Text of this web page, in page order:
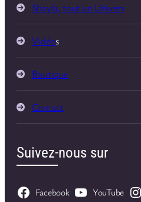
Shayla, tout un Univers
Vidéos
Boutique
Contact
Suivez-nous sur
Facebook YouTube